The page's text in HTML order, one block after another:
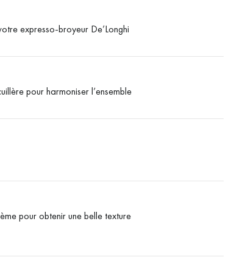
expresso-broyeur De’Longhi
pour harmoniser l’ensemble
pour obtenir une belle texture